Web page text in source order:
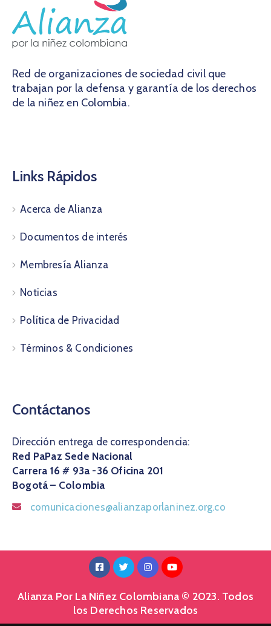
Red de organizaciones de sociedad civil que
trabajan por la defensa y garantía de los derechos
de la niñez en Colombia.
Links Rápidos
Acerca de Alianza
Documentos de interés
Membresía Alianza
Noticias
Política de Privacidad
Términos & Condiciones
Contáctanos
Dirección entrega de correspondencia:
Red PaPaz Sede Nacional
Carrera 16 # 93a -36 Oficina 201
Bogotá – Colombia
comunicaciones@alianzaporlaninez.org.co
Alianza Por La Niñez Colombiana © 2023. Todos
los Derechos Reservados